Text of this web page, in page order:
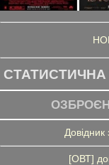
СТАТИСТИЧНА
Довідник
[ОВТ]